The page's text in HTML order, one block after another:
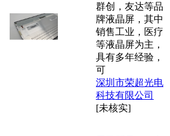
群创，友达等品
牌液晶屏，其中
销售工业，医疗
等液晶屏为主，
具有多年经验，
可
深圳市荣超光电
科技有限公司
[未核实]